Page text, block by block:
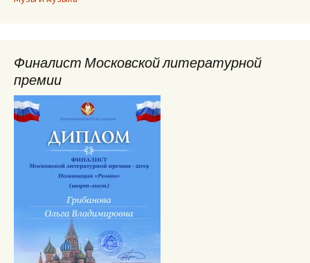
Финалист Московской литературной
премии